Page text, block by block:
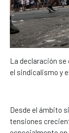
La declaración
el sindicalismo y
Desde el ámbito
tensiones